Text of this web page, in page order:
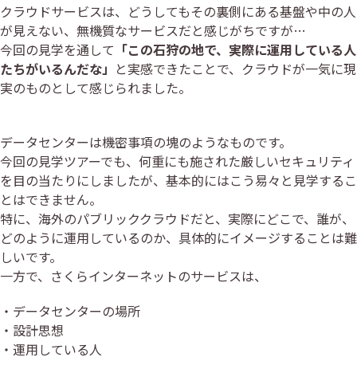
クラウドサービスは、どうしてもその裏側にある基盤や中の人
が見えない、無機質なサービスだと感じがちですが…
今回の見学を通して 「この石狩の地で、実際に運用している人
たちがいるんだな」 と実感できたことで、クラウドが一気に現
実のものとして感じられました。
データセンターは機密事項の塊のようなものです。
今回の見学ツアーでも、何重にも施された厳しいセキュリティ
を目の当たりにしましたが、基本的にはこう易々と見学するこ
とはできません。
特に、海外のパブリッククラウドだと、実際にどこで、誰が、
どのように運用しているのか、具体的にイメージすることは難
しいです。
一方で、さくらインターネットのサービスは、
・データセンターの場所
・設計思想
・運用している人